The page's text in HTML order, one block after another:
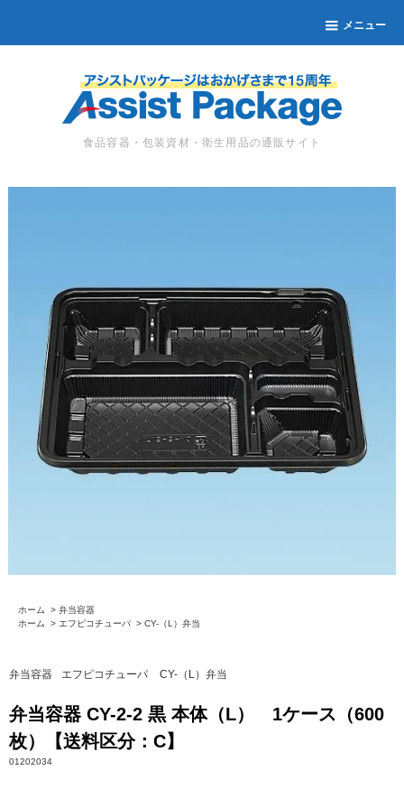
メニュー
食品容器・包装資材・衛生用品の通販サイト
ホーム > 弁当容器
ホーム
> エフピコチューパ > CY-（L）弁当
弁当容器 エフピコチューパ CY-（L）弁当
弁当容器 CY-2-2 黒 本体（L） 1ケース（600
枚）【送料区分：C】
01202034